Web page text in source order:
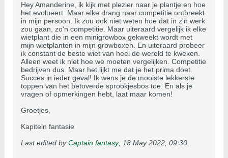
Hey Amanderine, ik kijk met plezier naar je plantje en hoe
het evolueert. Maar elke drang naar competitie ontbreekt
in mijn persoon. Ik zou ook niet weten hoe dat in z'n werk
zou gaan, zo'n competitie. Maar uiteraard vergelijk ik elke
wietplant die in een minigrowbox gekweekt wordt met
mijn wietplanten in mijn growboxen. En uiteraard probeer
ik constant de beste wiet van heel de wereld te kweken.
Alleen weet ik niet hoe we moeten vergelijken. Competitie
bedrijven dus. Maar het lijkt me dat je het prima doet.
Succes in ieder geval! Ik wens je de mooiste lekkerste
toppen van het betoverde sprookjesbos toe. En als je
vragen of opmerkingen hebt, laat maar komen!
Groetjes,
Kapitein fantasie
Last edited byCaptain fantasy; 18 May 2022, 09:30